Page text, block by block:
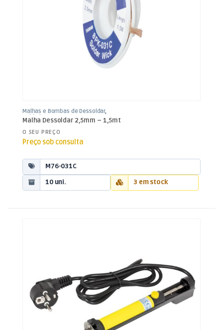
Malhas e Bombas de Dessoldar,
Soldadura
Malha Dessoldar 2,5mm – 1,5mt
O SEU PREÇO
Preço sob consulta
M76-031C
10 uni.
3 em stock